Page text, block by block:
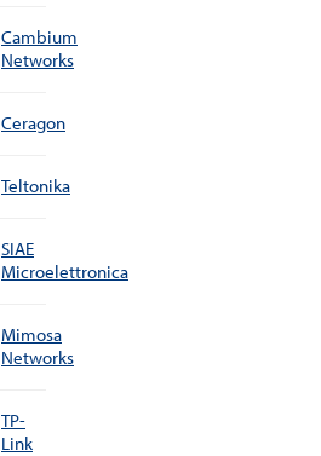
Cambium
Networks
Ceragon
Teltonika
SIAE
Microelettronica
Mimosa
Networks
TP-
Link